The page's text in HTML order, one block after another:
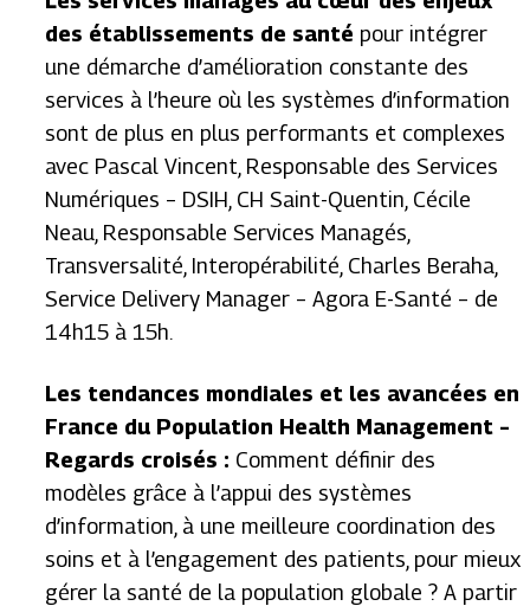
des établissements de santé pour intégrer
une démarche d’amélioration constante des
services à l’heure où les systèmes d’information
sont de plus en plus performants et complexes
avec Pascal Vincent, Responsable des Services
Numériques – DSIH, CH Saint-Quentin, Cécile
Neau, Responsable Services Managés,
Transversalité, Interopérabilité, Charles Beraha,
Service Delivery Manager – Agora E-Santé – de
14h15 à 15h.
Les tendances mondiales et les avancées en
France du Population Health Management –
Regards croisés : Comment définir des
modèles grâce à l’appui des systèmes
d’information, à une meilleure coordination des
soins et à l’engagement des patients, pour mieux
gérer la santé de la population globale ? A partir